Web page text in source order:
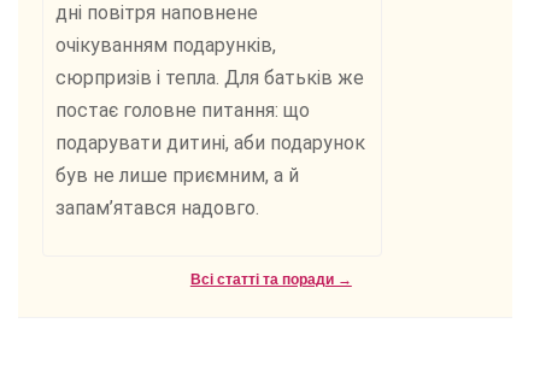
дні повітря наповнене
очікуванням подарунків,
сюрпризів і тепла. Для батьків же
постає головне питання: що
подарувати дитині, аби подарунок
був не лише приємним, а й
запам’ятався надовго.
Всі статті та поради →